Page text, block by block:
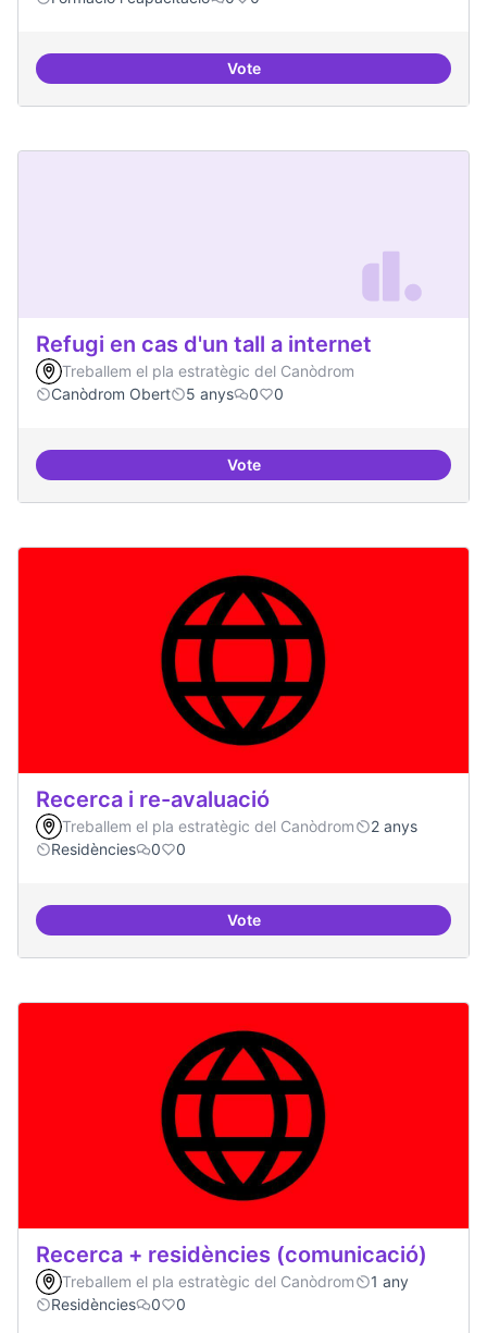
VoteRelació equilibrada entre
Refugi en cas d'un tall a internet
Treballem el pla estratègic del Canòdrom
Canòdrom Obert
5 anys 0 0
VoteRefugi en cas d'un tall a internet
Recerca i re-avaluació
Treballem el pla estratègic del Canòdrom
2 anys
Residències
0 0
VoteRecerca i re-avaluació
Recerca + residències (comunicació)
Treballem el pla estratègic del Canòdrom
1 any
Residències
0 0